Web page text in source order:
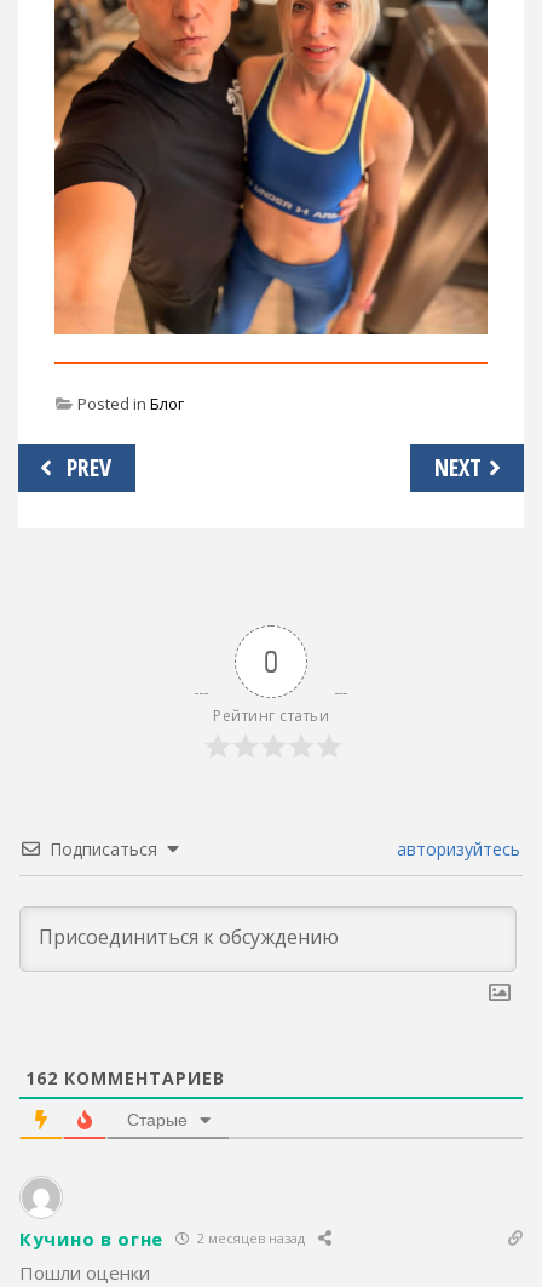
Posted in Блог
Навигация
по
PREV NEXT
0
Рейтинг статьи
Подписаться авторизуйтесь
162 КОММЕНТАРИЕВ
Старые
Кучино в огне 2 месяцев назад
Пошли оценки